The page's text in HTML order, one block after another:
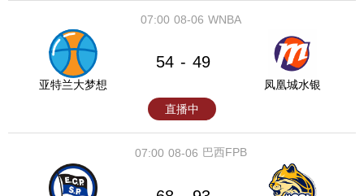
08-06
07:00 WNBA
亚特兰大梦想
54 - 49
凤凰城水银
直播中
08-06
07:00 巴西FPB